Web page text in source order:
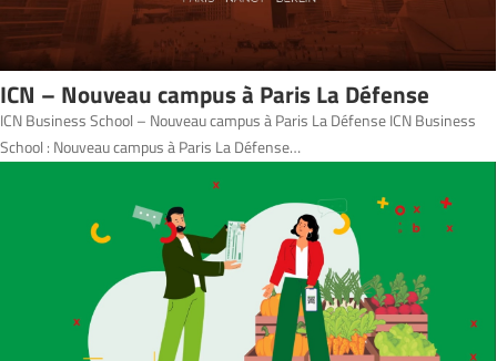
ICN – Nouveau campus à Paris La Défense
ICN Business School – Nouveau campus à Paris La Défense ICN Business
School : Nouveau campus à Paris La Défense…